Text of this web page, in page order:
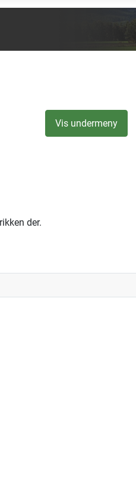
Vis undermeny
der.